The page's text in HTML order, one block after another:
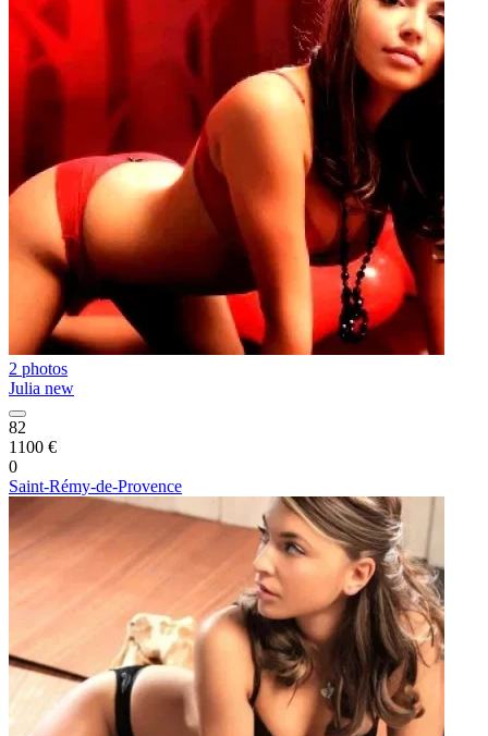
2 photos
Julia new
82
1100 €
0
Saint-Rémy-de-Provence